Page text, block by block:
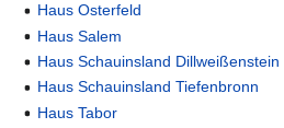
Haus Osterfeld
Haus Salem
Haus Schauinsland Dillweißenstein
Haus Schauinsland Tiefenbronn
Haus Tabor